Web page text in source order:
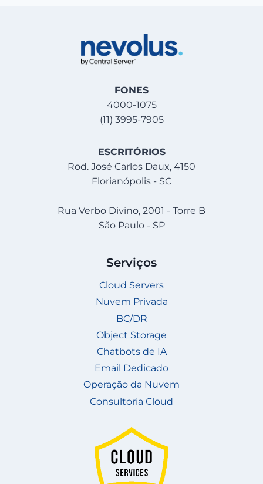
FONES
4000-1075
(11) 3995-7905
ESCRITÓRIOS
Rod. José Carlos Daux, 4150
Florianópolis - SC
Rua Verbo Divino, 2001 - Torre B
São Paulo - SP
Serviços
Cloud Servers
Nuvem Privada
BC/DR
Object Storage
Chatbots de IA
Email Dedicado
Operação da Nuvem
Consultoria Cloud